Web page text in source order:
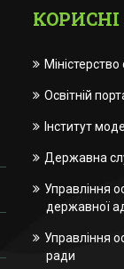
Міністерство
Освітній
Інститут
Державна
Управління
державної
Управління
ради